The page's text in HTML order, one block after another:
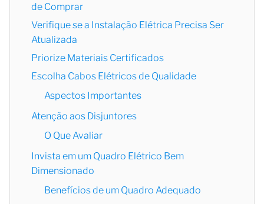
de Comprar
Verifique se a Instalação Elétrica Precisa Ser
Atualizada
Priorize Materiais Certificados
Escolha Cabos Elétricos de Qualidade
Aspectos Importantes
Atenção aos Disjuntores
O Que Avaliar
Invista em um Quadro Elétrico Bem
Dimensionado
Benefícios de um Quadro Adequado